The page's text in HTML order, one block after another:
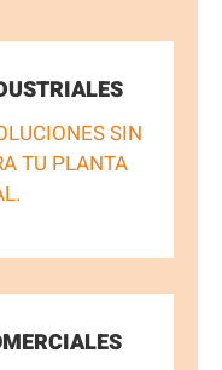
SIN
TU PLANTA